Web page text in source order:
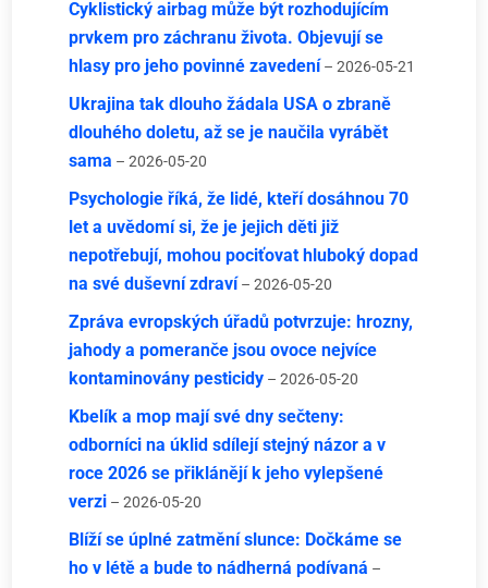
Cyklistický airbag může být rozhodujícím
prvkem pro záchranu života. Objevují se
hlasy pro jeho povinné zavedení – 2026-05-21
Ukrajina tak dlouho žádala USA o zbraně
dlouhého doletu, až se je naučila vyrábět
sama – 2026-05-20
Psychologie říká, že lidé, kteří dosáhnou 70
let a uvědomí si, že je jejich děti již
nepotřebují, mohou pociťovat hluboký dopad
na své duševní zdraví – 2026-05-20
Zpráva evropských úřadů potvrzuje: hrozny,
jahody a pomeranče jsou ovoce nejvíce
kontaminovány pesticidy – 2026-05-20
Kbelík a mop mají své dny sečteny:
odborníci na úklid sdílejí stejný názor a v
roce 2026 se přiklánějí k jeho vylepšené
verzi – 2026-05-20
Blíží se úplné zatmění slunce: Dočkáme se
ho v létě a bude to nádherná podívaná –